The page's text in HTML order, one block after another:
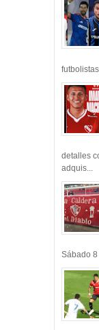
detalles
adquis...
Sábado